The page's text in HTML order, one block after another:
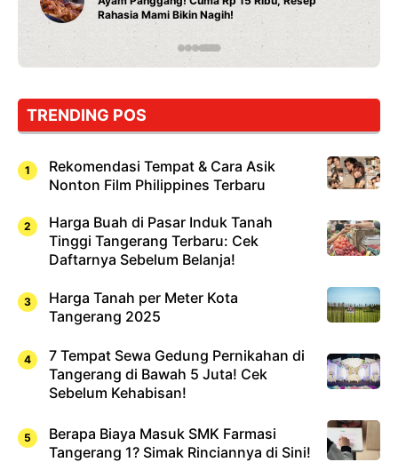
Rahasia Mami Bikin Nagih!
TRENDING POS
Rekomendasi Tempat & Cara Asik
Nonton Film Philippines Terbaru
Harga Buah di Pasar Induk Tanah
Tinggi Tangerang Terbaru: Cek
Daftarnya Sebelum Belanja!
Harga Tanah per Meter Kota
Tangerang 2025
7 Tempat Sewa Gedung Pernikahan di
Tangerang di Bawah 5 Juta! Cek
Sebelum Kehabisan!
Berapa Biaya Masuk SMK Farmasi
Tangerang 1? Simak Rinciannya di Sini!